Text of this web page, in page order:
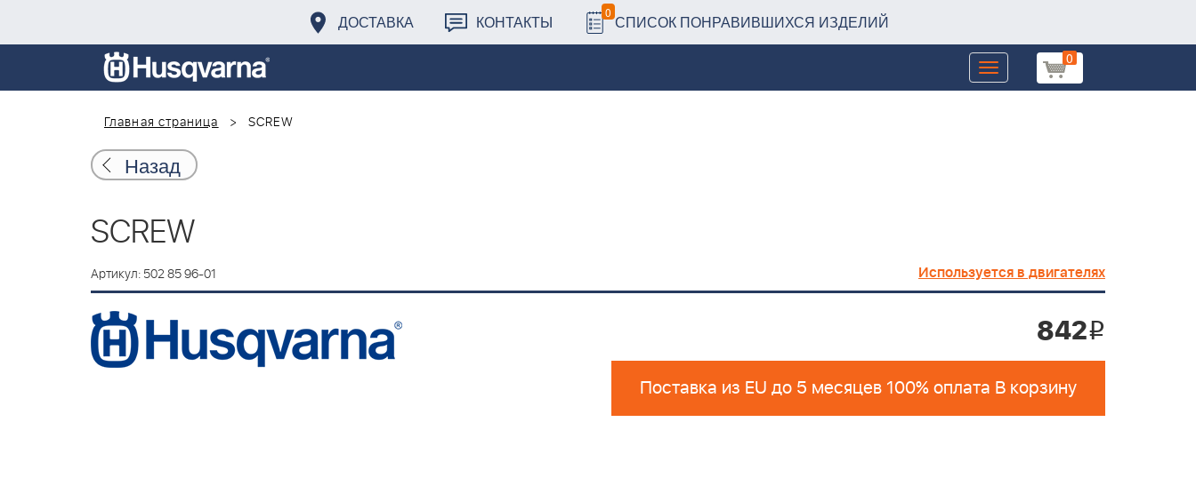
ДОСТАВКА КОНТАКТЫ 0 СПИСОК ПОНРАВИВШИХСЯ ИЗДЕЛИЙ
0
Toggle
navigation
Главная страница
SCREW
Назад
SCREW
Артикул: 502 85 96-01 Используется в двигателях
842i
Поставка из EU до 5 месяцев 100% оплата В корзину